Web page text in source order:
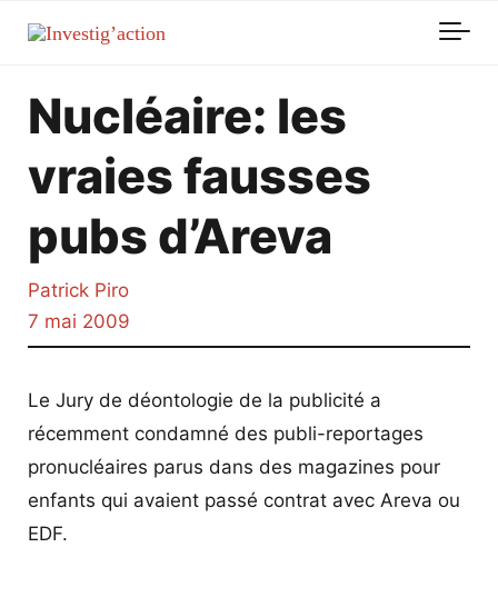
Nucléaire: les
vraies fausses
pubs d’Areva
Patrick Piro
7 mai 2009
Le Jury de déontologie de la publicité a
récemment condamné des publi-reportages
pronucléaires parus dans des magazines pour
enfants qui avaient passé contrat avec Areva ou
EDF.